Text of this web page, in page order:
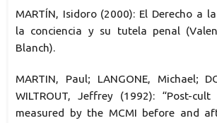
MARTÍN, Isidoro (2000): El Derecho a
la conciencia y su tutela penal
Blanch).
MARTIN, Paul; LANGONE, Michael;
WILTROUT, Jeffrey (1992): “Post-
measured by the MCMI before and